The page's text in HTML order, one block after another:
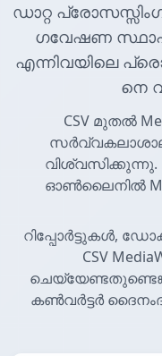
ഡാറ്റ
ഗവേഷണ
എന്നിവയിലെ
നെ
CSV മുതൽ
ഓൺലൈനിൽ
റിപ്പോർട്ടുകൾ,
CSV
കൺവർട്ടർ